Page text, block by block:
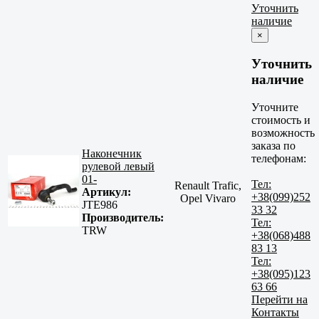
Наконечник
рулевой левый
01-
Артикул:
JTE986
Производитель:
TRW
Renault Trafic,
Opel Vivaro
Уточнить
наличие
×
Уточнить
наличие
Уточните
стоимость и
возможность
заказа по
телефонам:
Тел:
+38(099)252
33 32
Тел:
+38(068)488
83 13
Тел:
+38(095)123
63 66
Перейти на
Контакты